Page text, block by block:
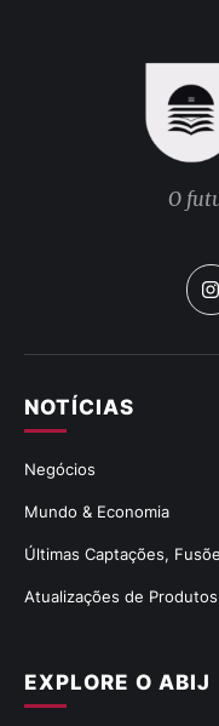
EXPLORE O ABIJ
NOTÍCIAS
Negócios
Mundo & Economia
Últimas Captações,
Atualizações de Produtos
O